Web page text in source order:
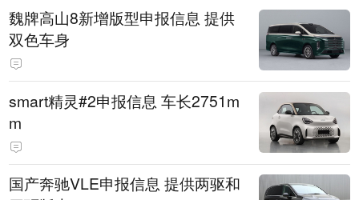
魏牌高山8新增版型申报信息 提供
双色车身
smart精灵#2申报信息 车长2751m
m
国产奔驰VLE申报信息 提供两驱和